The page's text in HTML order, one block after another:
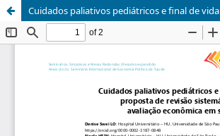
Cuidados paliativos pediátricos e final de vida